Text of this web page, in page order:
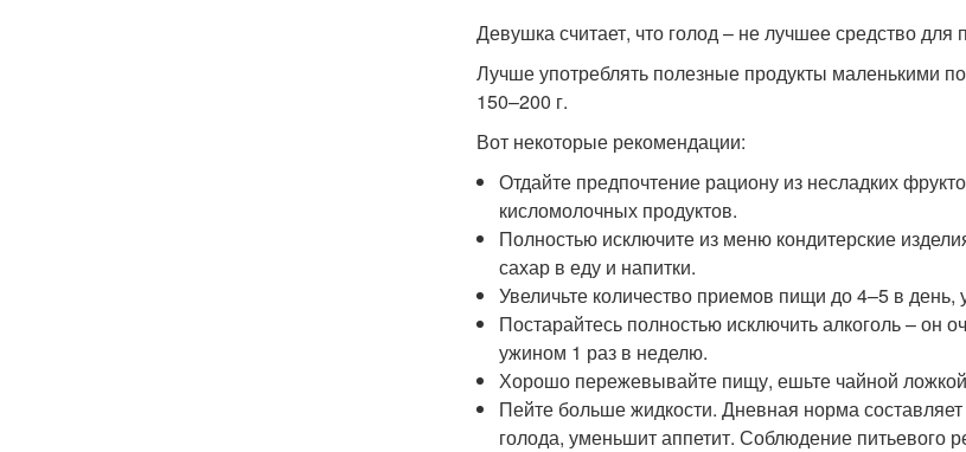
Девушка считает, что голод – не лучшее средство для
Лучше употреблять полезные продукты маленькими
150–200 г.
Вот некоторые рекомендации:
Отдайте предпочтение рациону из несладких
кисломолочных продуктов.
Полностью исключите из меню кондитерские
сахар в еду и напитки.
Увеличьте количество приемов пищи до 4–5 в
Постарайтесь полностью исключить алкоголь – он
ужином 1 раз в неделю.
Хорошо пережевывайте пищу, ешьте чайной
Пейте больше жидкости. Дневная норма
голода, уменьшит аппетит. Соблюдение питьевого